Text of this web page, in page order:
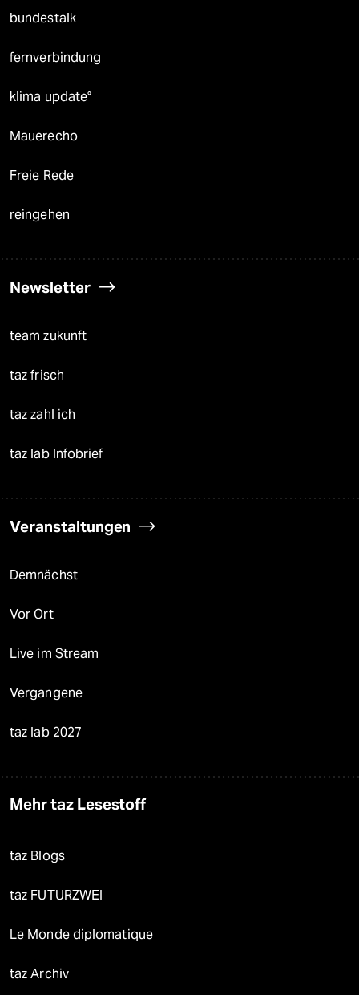
bundestalk
fernverbindung
klima update°
Mauerecho
Freie Rede
reingehen
Newsletter
team zukunft
taz frisch
taz zahl ich
taz lab Infobrief
Veranstaltungen
Demnächst
Vor Ort
Live im Stream
Vergangene
taz lab 2027
Mehr taz Lesestoff
taz Blogs
taz FUTURZWEI
Le Monde diplomatique
taz Archiv